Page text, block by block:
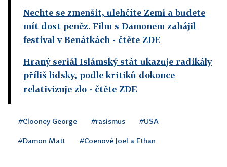
Nechte se zmenšit, ulehčíte Zemi a budete
mít dost peněz. Film s Damonem zahájil
festival v Benátkách - čtěte ZDE
Hraný seriál Islámský stát ukazuje radikály
příliš lidsky, podle kritiků dokonce
relativizuje zlo - čtěte ZDE
#Clooney George #rasismus #USA
#Damon Matt #Coenové Joel a Ethan